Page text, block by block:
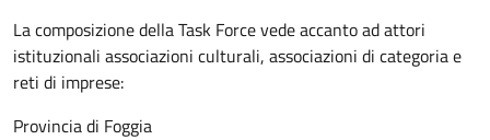
La composizione della Task Force vede accanto ad attori
istituzionali associazioni culturali, associazioni di categoria e
reti di imprese:
Provincia di Foggia